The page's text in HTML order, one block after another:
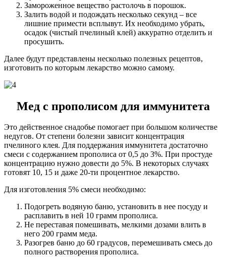
Замороженное вещество растолочь в порошок.
Залить водой и подождать несколько секунд – все
лишние примести всплывут. Их необходимо убрать,
осадок (чистый пчелиный клей) аккуратно отделить и
просушить.
Далее будут представлены несколько полезных рецептов,
изготовить по которым лекарство можно самому.
Мед с прополисом для иммунитета
Это действенное снадобье помогает при большом количестве
недугов. От степени болезни зависит концентрация
пчелиного клея. Для поддержания иммунитета достаточно
смеси с содержанием прополиса от 0,5 до 3%. При простуде
концентрацию нужно довести до 5%. В некоторых случаях
готовят 10, 15 и даже 20-ти процентное лекарство.
Для изготовления 5% смеси необходимо:
Подогреть водяную баню, установить в нее посуду и
расплавить в ней 10 грамм прополиса.
Не переставая помешивать, мелкими дозами влить в
него 200 грамм меда.
Разогрев баню до 60 градусов, перемешивать смесь до
полного растворения прополиса.